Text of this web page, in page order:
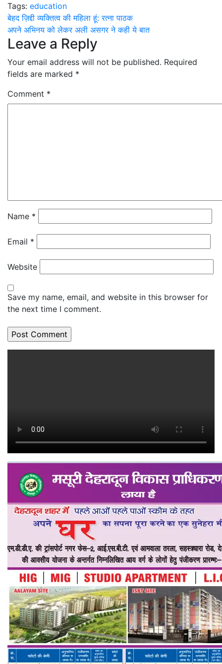
Tags: education
Post
navigation
बेहद ज़िद्दी व्यक्तित्व की महिला हूं: रत्ना पाठक
अपने अभिनय को लेकर अली असगर ने कही ये बात
Leave a Reply
Your email address will not be published. Required
fields are marked *
Comment *
Name *
Email *
Website
Save my name, email, and website in this browser for
the next time I comment.